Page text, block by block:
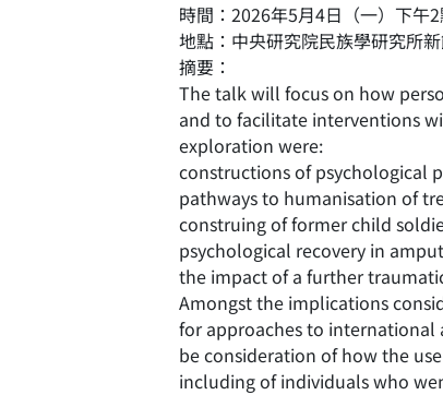
時間：2026年5月4日（一）下午
地點：中央研究院民族學研究所
摘要：
The talk will focus on how
and to facilitate interventions
exploration were:
constructions of psychological
pathways to humanisation of
construing of former child
psychological recovery in
the impact of a further
Amongst the implications
for approaches to international
be consideration of how the
including of individuals who